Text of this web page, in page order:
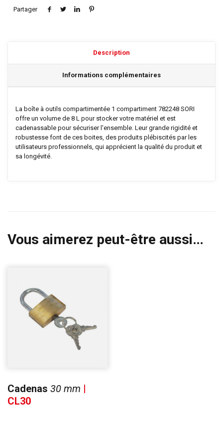
Partager
Description
Informations complémentaires
La boîte à outils compartimentée 1 compartiment 782248 SORI
offre un volume de 8 L pour stocker votre matériel et est
cadenassable pour sécuriser l'ensemble. Leur grande rigidité et
robustesse font de ces boites, des produits plébiscités par les
utilisateurs professionnels, qui apprécient la qualité du produit et
sa longévité.
Vous aimerez peut-être aussi…
Cadenas 30 mm |
CL30